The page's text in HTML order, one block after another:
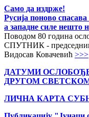
Само да издрже!
Русија поново
а западне силе нешто
Поводом 80 година
СПУТНИК -
Видосав Ковачевић >>>
ДАТУМИ
ДРУГОМ
ЛИЧНА КАРТА